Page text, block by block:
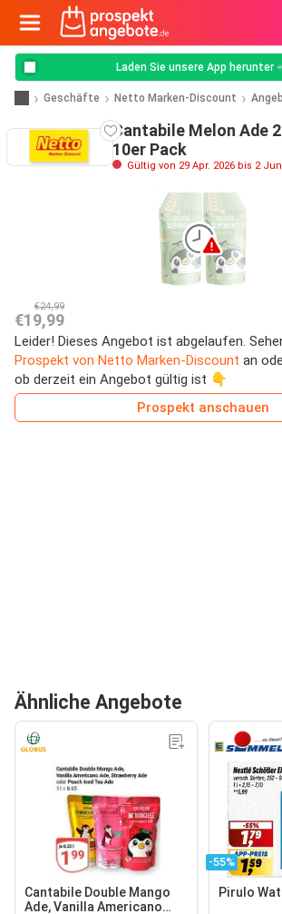
Laden Sie unsere App herunter
Geschäfte Netto Marken-Discount
Cantabile Melon Ade
10er Pack
Gültig von 29 Apr. 2026 bis 2
€24,99
€19,99
Leider! Dieses Angebot ist abgelaufen.
Prospekt von Netto Marken-Discount an
ob derzeit ein Angebot gültig ist 👇
Prospekt anschauen
Ähnliche Angebote
Cantabile Double Mango
Ade, Vanilla Americano
-55%
Pirulo